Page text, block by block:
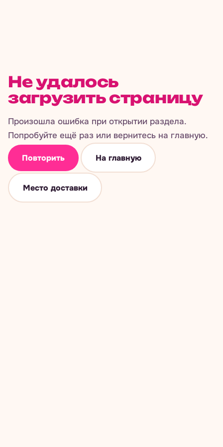
Не удалось
загрузить страницу
Произошла ошибка при открытии раздела.
Попробуйте ещё раз или вернитесь на главную.
Повторить На главную
Место доставки